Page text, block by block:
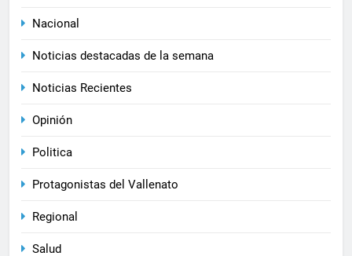
Nacional
Noticias destacadas de la semana
Noticias Recientes
Opinión
Politica
Protagonistas del Vallenato
Regional
Salud